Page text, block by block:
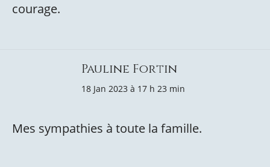
courage.
Pauline Fortin
18 Jan 2023 à 17 h 23 min
Mes sympathies à toute la famille.